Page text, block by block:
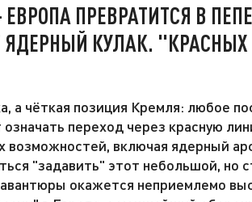
ПРЕВРАТИТСЯ В
ЯДЕРНЫЙ КУЛАК. "КРАСНЫХ
а чёткая позиция Кремля: любое
переход через красную
включая ядерный
"задавить" этот небольшой, но
окажется неприемлемо